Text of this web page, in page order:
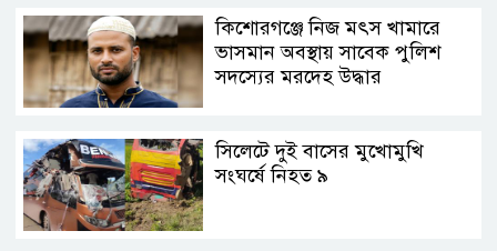
কিশোরগঞ্জে নিজ মৎস খামারে
ভাসমান অবস্থায় সাবেক পুলিশ
সদস্যের মরদেহ উদ্ধার
সিলেটে দুই বাসের মুখোমুখি
সংঘর্ষে নিহত ৯